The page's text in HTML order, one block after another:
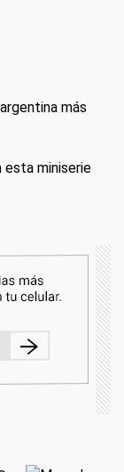
más
esta miniserie